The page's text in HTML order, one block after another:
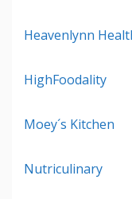
Heavenlynn
HighFoodality
Moey´s Kitchen
Nutriculinary